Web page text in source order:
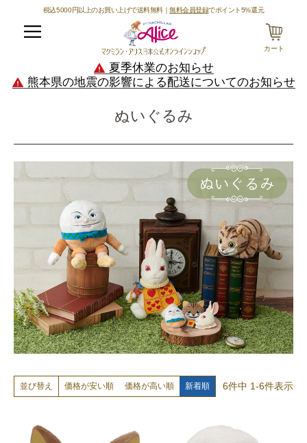
税込5000円以上のお買い上げで送料無料｜無料会員登録でポイント5%還元
カート
夏季休業のお知らせ
熊本県の地震の影響による配送についてのお知らせ
ぬいぐるみ
並び替え 価格が安い順 価格が高い順 新着順 6件中 1-6件表示